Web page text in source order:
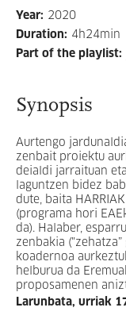
Year: 2020
Duration: 4h24min
Part of the playlist:
Synopsis
Aurtengo
zenbait proiektu
deialdi jarraituan
laguntzen bidez
dute, baita
(programa hori
da). Halaber,
zenbakia
koadernoa
helburua da
proposamenen
Larunbata, urriak